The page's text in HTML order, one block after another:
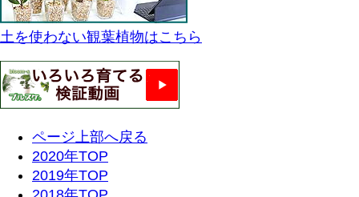
土を使わない観葉植物はこちら
ページ上部へ戻る
2020年TOP
2019年TOP